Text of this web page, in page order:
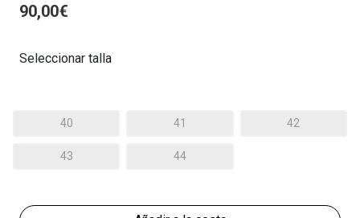
90,00€
Seleccionar talla
40 41 42
43 44